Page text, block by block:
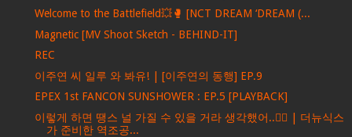
Welcome to the Battlefield💥🥊 [NCT DREAM ‘DREAM (...
Magnetic [MV Shoot Sketch - BEHIND-IT]
REC
이주연 씨 일루 와 봐유! | [이주연의 동행] EP.9
EPEX 1st FANCON SUNSHOWER : EP.5 [PLAYBACK]
이렇게 하면 땡스 널 가질 수 있을 거라 생각했어..❤️‍🔥 | 더뉴식스
가 준비한 역조공...